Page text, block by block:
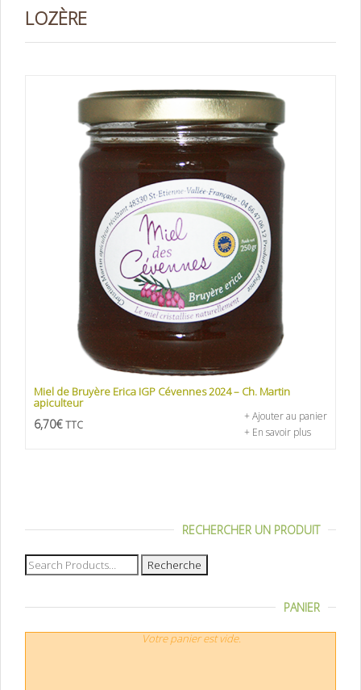
LOZÈRE
Miel de Bruyère Erica IGP Cévennes 2024 – Ch. Martin
apiculteur
6,70€ TTC
+ Ajouter au panier
+ En savoir plus
RECHERCHER UN PRODUIT
Recherche
pour :
PANIER
Votre panier est vide.